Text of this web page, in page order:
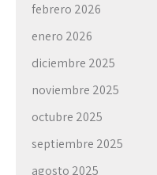
febrero 2026
enero 2026
diciembre 2025
noviembre 2025
octubre 2025
septiembre 2025
agosto 2025